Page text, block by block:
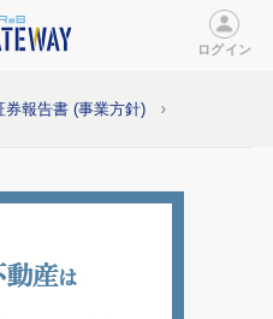
ログイン
報告書 (事業方針)